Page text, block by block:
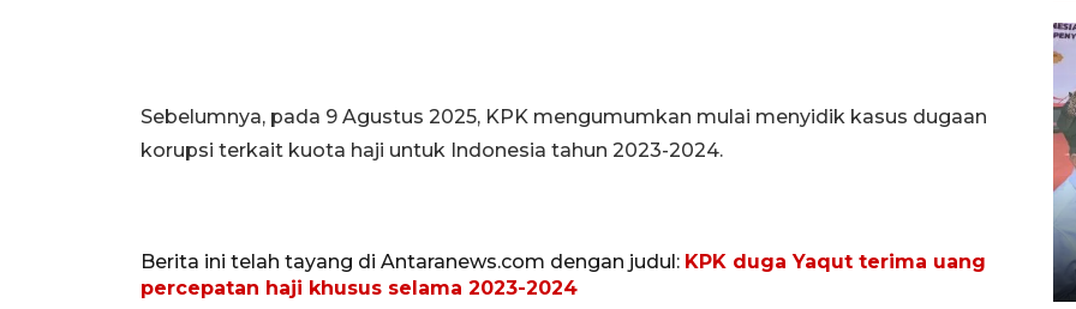
Sebelumnya, pada 9 Agustus 2025, KPK mengumumkan mulai menyidik kasus dugaan
korupsi terkait kuota haji untuk Indonesia tahun 2023-2024.
Berita ini telah tayang di Antaranews.com dengan judul: KPK duga Yaqut terima uang
percepatan haji khusus selama 2023-2024
08 February 2024 15:30 WIB, 2024